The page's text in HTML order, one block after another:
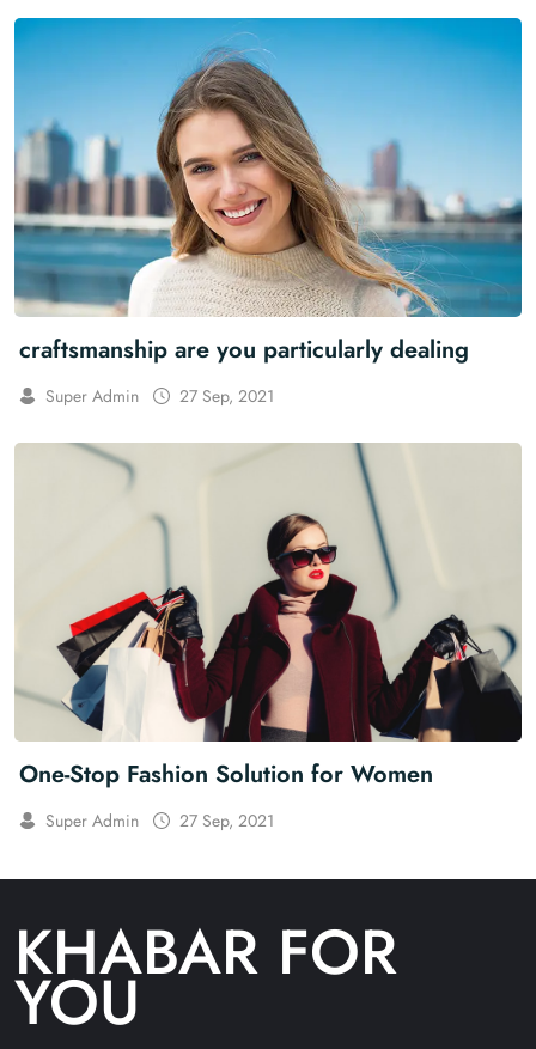
craftsmanship are you particularly dealing
Super Admin 27 Sep, 2021
One-Stop Fashion Solution for Women
Super Admin 27 Sep, 2021
KHABAR FOR
YOU